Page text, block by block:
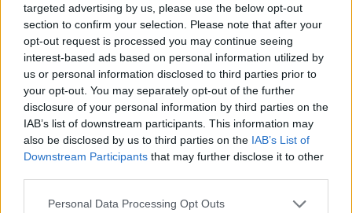
targeted advertising by us, please use the below opt-out
section to confirm your selection. Please note that after your
opt-out request is processed you may continue seeing
interest-based ads based on personal information utilized by
us or personal information disclosed to third parties prior to
your opt-out. You may separately opt-out of the further
disclosure of your personal information by third parties on the
IAB’s list of downstream participants. This information may
also be disclosed by us to third parties on the IAB’s List of
Downstream Participants that may further disclose it to other
Personal Data Processing Opt Outs
A washingtoni székhelyű pénzintézet és Kijev szakértői
szintű megállapodásra jutott, ami csaknem 700 millió
dollár folyósítása előtt nyitja meg az utat. Az egyezséghez
az IMF igazgatótanácsának jóváhagyása is szükséges,
erre várhatóan a jövő hónapban kerül sor - írja a
Bloomberg. A kompromisszum többhetes tárgyalássorozat
eredménye. Az IMF azt kérte, hogy az ukrán...
KEDVES OLVASÓNK!
A keresett cikk a portfolio.hu hírarchívumához